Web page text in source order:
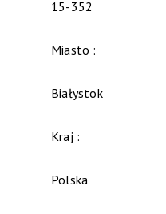
15-352
Miasto :
Białystok
Kraj :
Polska